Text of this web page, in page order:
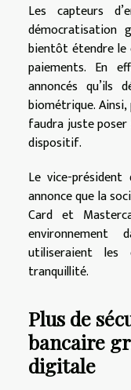
Les capteurs
démocratisation
bientôt étendre le
paiements. En
annoncés qu’ils
biométrique.
faudra juste
dispositif.
Le vice-président
annonce que la
Card et
environnement
utiliseraient
tranquillité.
Plus de
bancaire
digitale